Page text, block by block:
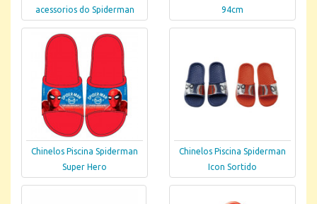
acessorios do Spiderman
94cm
Chinelos Piscina Spiderman
Super Hero
Chinelos Piscina Spiderman
Icon Sortido